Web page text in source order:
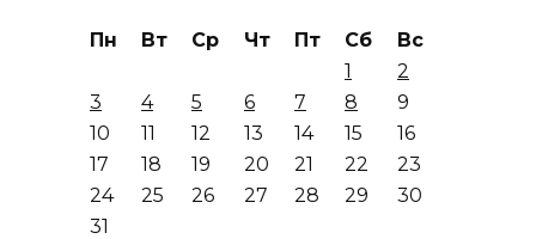
Пн Вт Ср Чт Пт Сб
Вс
1
2
3
4 5 6 7 8
9
10
11 12 13 14 15
16
17
18 19 20 21 22
23
24
25 26 27 28 29
30
31